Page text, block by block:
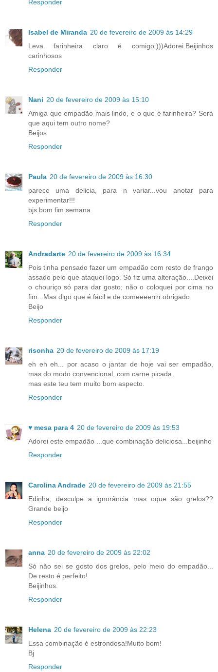
Responder
Isabel de Miranda 20 de fevereiro de 2009 às 14:29
Leva farinheira claro é comigo:)))Adorei.Beijinhos
carinhosos
Responder
Nani 20 de fevereiro de 2009 às 15:10
Amiga que empadão mais lindo, e o que é farinheira? Será
que aqui tem outro nome?
Beijos
Responder
Paula 20 de fevereiro de 2009 às 16:30
parece uma delicia, para n variar...vou anotar para
experimentar!!!
bjs bom fim semana
Responder
Andradarte 20 de fevereiro de 2009 às 16:34
Pois tinha pensado fazer um empadão com resto de frango
assado pelo que ataquei logo. Só fiz uma alteração....Deixei
o chouriço só para dar gosto; não o coloquei por cima no
fim.. Mas digo que é fácil e de comeeeerrrr.obrigado
Beijo
Responder
risonha 20 de fevereiro de 2009 às 17:19
eh eh eh... por acaso o jantar de hoje vai ser empadão,
mas do modo convencional, com carne picada.
mas este teu tem muito bom aspecto.
Responder
♥ mesa para 4 20 de fevereiro de 2009 às 19:53
Adorei este empadão ...que combinação deliciosa...beijinho
Responder
Carolina Andrade 20 de fevereiro de 2009 às 21:55
Edinha, desculpe a ignorância mas oque são grelos??
Grande beijo
Responder
anna 20 de fevereiro de 2009 às 22:02
Só não sei se gosto dos grelos, pelo meio do empadão...
De resto é perfeito!
Beijinhos.
Responder
Helena 20 de fevereiro de 2009 às 22:23
Essa combinação é estrondosa!Muito bom!
Bj
Responder